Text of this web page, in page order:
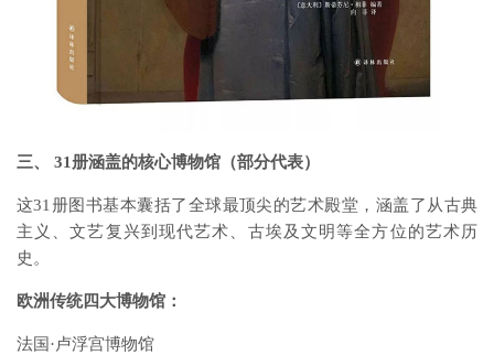
三、 31册涵盖的核心博物馆（部分代表）
这31册图书基本囊括了全球最顶尖的艺术殿堂，涵盖了从古典
主义、文艺复兴到现代艺术、古埃及文明等全方位的艺术历
史。
欧洲传统四大博物馆：
法国·卢浮宫博物馆